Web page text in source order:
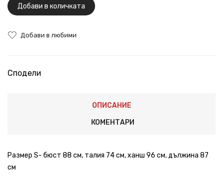
Добави в количката
Добави в любими
Сподели
ОПИСАНИЕ
КОМЕНТАРИ
Размер S- бюст 88 см, талия 74 см, ханш 96 см, дължина 87
см